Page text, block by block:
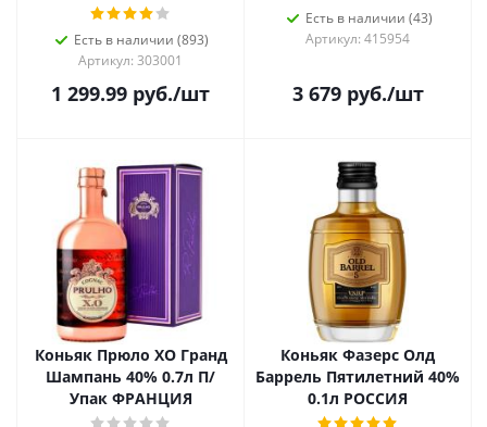
Есть в наличии (893)
Артикул: 303001
1 299.99 руб./шт
Есть в наличии (43)
Артикул: 415954
3 679руб./шт
Коньяк Прюло ХО Гранд
Шампань 40% 0.7л П/
Упак ФРАНЦИЯ
Коньяк Фазерс Олд
Баррель Пятилетний 40%
0.1л РОССИЯ